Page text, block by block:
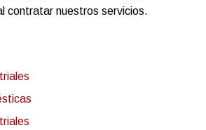
contratar nuestros servicios.